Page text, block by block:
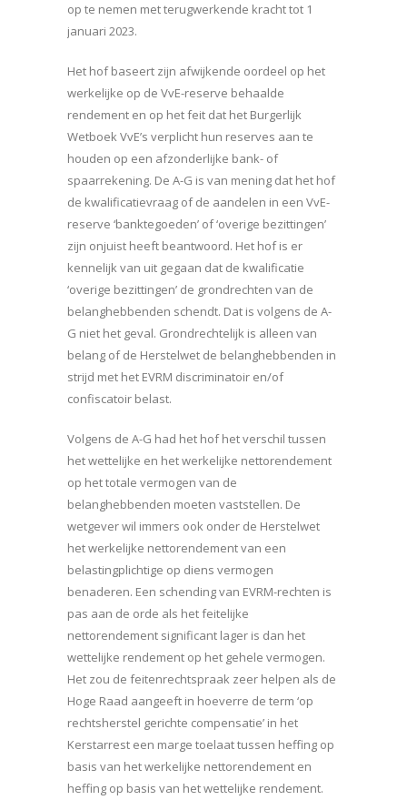
op te nemen met terugwerkende kracht tot 1
januari 2023.
Het hof baseert zijn afwijkende oordeel op het
werkelijke op de VvE-reserve behaalde
rendement en op het feit dat het Burgerlijk
Wetboek VvE’s verplicht hun reserves aan te
houden op een afzonderlijke bank- of
spaarrekening. De A-G is van mening dat het hof
de kwalificatievraag of de aandelen in een VvE-
reserve ‘banktegoeden’ of ‘overige bezittingen’
zijn onjuist heeft beantwoord. Het hof is er
kennelijk van uit gegaan dat de kwalificatie
‘overige bezittingen’ de grondrechten van de
belanghebbenden schendt. Dat is volgens de A-
G niet het geval. Grondrechtelijk is alleen van
belang of de Herstelwet de belanghebbenden in
strijd met het EVRM discriminatoir en/of
confiscatoir belast.
Volgens de A-G had het hof het verschil tussen
het wettelijke en het werkelijke nettorendement
op het totale vermogen van de
belanghebbenden moeten vaststellen. De
wetgever wil immers ook onder de Herstelwet
het werkelijke nettorendement van een
belastingplichtige op diens vermogen
benaderen. Een schending van EVRM-rechten is
pas aan de orde als het feitelijke
nettorendement significant lager is dan het
wettelijke rendement op het gehele vermogen.
Het zou de feitenrechtspraak zeer helpen als de
Hoge Raad aangeeft in hoeverre de term ‘op
rechtsherstel gerichte compensatie’ in het
Kerstarrest een marge toelaat tussen heffing op
basis van het werkelijke nettorendement en
heffing op basis van het wettelijke rendement.